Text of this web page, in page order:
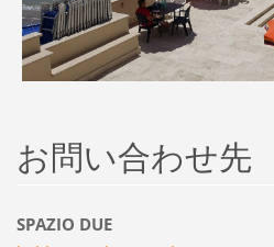
お問い合わせ先
SPAZIO DUE